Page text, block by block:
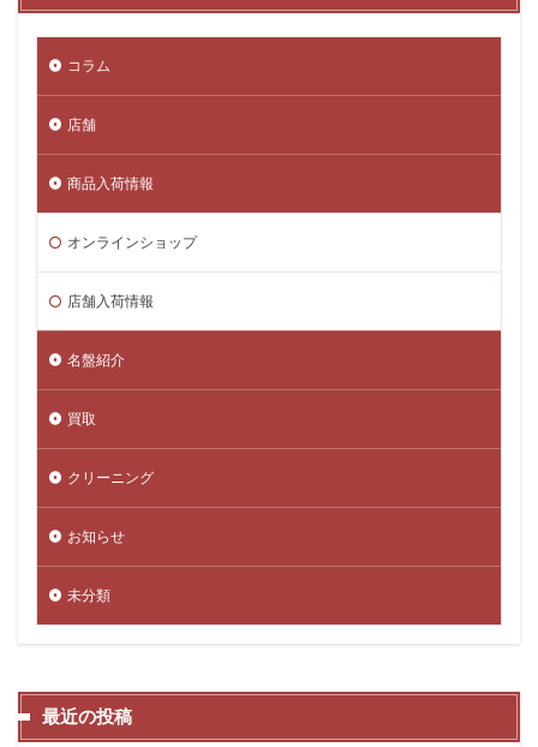
コラム
店舗
商品入荷情報
オンラインショップ
店舗入荷情報
名盤紹介
買取
クリーニング
お知らせ
未分類
最近の投稿